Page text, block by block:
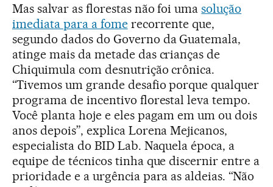
Mas salvar as florestas não foi umasolução
imediata para a fomerecorrente que,
segundo dados do Governo da Guatemala,
atinge mais da metade das crianças de
Chiquimula com desnutrição crônica.
“Tivemos um grande desafio porque qualquer
programa de incentivo florestal leva tempo.
Você planta hoje e eles pagam em um ou dois
anos depois”, explica Lorena Mejicanos,
especialista do BID Lab. Naquela época, a
equipe de técnicos tinha que discernir entre a
prioridade e a urgência para as aldeias. “Não